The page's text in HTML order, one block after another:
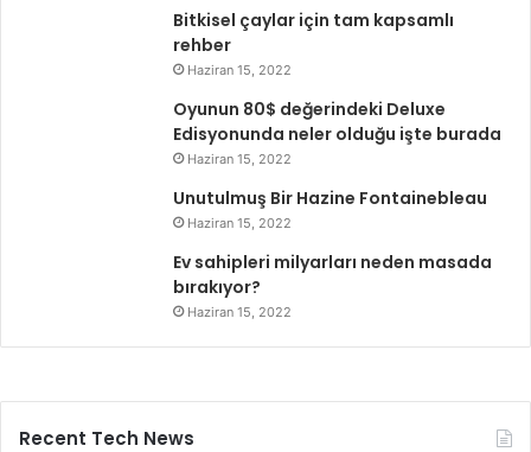
Bitkisel çaylar için tam kapsamlı
rehber
Haziran 15, 2022
Oyunun 80$ değerindeki Deluxe
Edisyonunda neler olduğu işte burada
Haziran 15, 2022
Unutulmuş Bir Hazine Fontainebleau
Haziran 15, 2022
Ev sahipleri milyarları neden masada
bırakıyor?
Haziran 15, 2022
Recent Tech News